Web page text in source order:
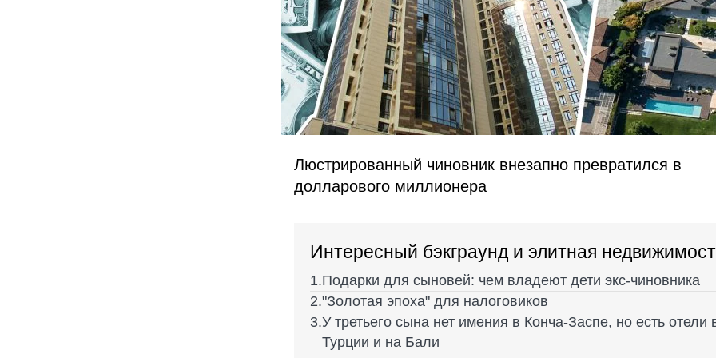
Люстрированный чиновник внезапно превратился в
долларового миллионера
Интересный бэкграунд и элитная
Подарки для сыновей: чем владеют дети экс-чиновника
"Золотая эпоха" для налоговиков
У третьего сына нет имения в Конча-Заспе, но есть отели
Турции и на Бали